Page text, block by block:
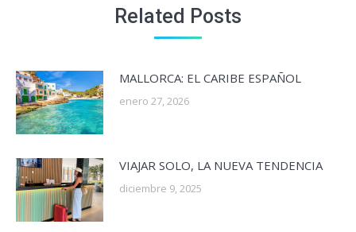
Related Posts
MALLORCA: EL CARIBE ESPAÑOL
enero 27, 2026
VIAJAR SOLO, LA NUEVA TENDENCIA
diciembre 9, 2025